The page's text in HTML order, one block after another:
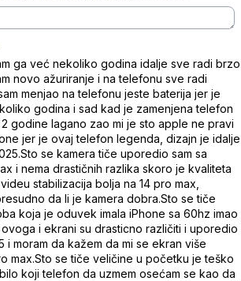
ga već nekoliko godina idalje sve radi brzo
novo ažuriranje i na telefonu sve radi
menjao na telefonu jeste baterija jer je
godina i sad kad je zamenjena telefon
godine lagano zao mi je sto apple ne pravi
jer je ovaj telefon legenda, dizajn je idalje
se kamera tiče uporedio sam sa
i nema drastičnih razlika skoro je kvaliteta
stabilizacija bolja na 14 pro max,
da li je kamera dobra.Sto se tiče
koja je oduvek imala iPhone sa 60hz imao
i ekrani su drasticno različiti i uporedio
i moram da kažem da mi se ekran više
max.Sto se tiče veličine u početku je teško
koji telefon da uzmem osećam se kao da